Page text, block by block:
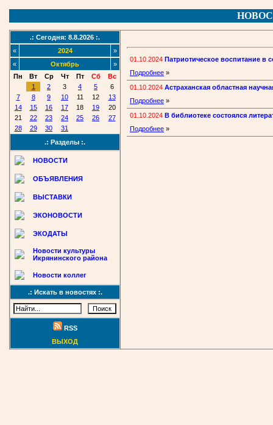
.: Сегодня: 8.8.2026 :.
«
2024
»
«
Октябрь
»
Пн
Вт Ср Чт Пт Сб
Вс
1
2 3 4 5
6
7
8 9 10 11 12
13
14
15 16 17 18 19
20
21
22 23 24 25 26
27
28
29 30
31
.: Разделы :.
НОВОСТИ
ОБЪЯВЛЕНИЯ
ВЫСТАВКИ
ЭКОНОВОСТИ
ЭКОДАТЫ
Новости культуры
Икрянинского района
Новости коллег
.: Искать в новостях :.
RSS
ВЫХОД
01.10.2024 Патриотическое воспитание в
Подробнее »
01.10.2024 Астраханская областная
Подробнее »
01.10.2024 В библиотеке состоялся
Подробнее »